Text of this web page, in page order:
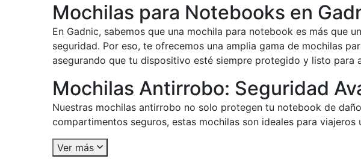
Mochilas para Notebooks en
En Gadnic, sabemos que una mochila para notebook es más que
seguridad. Por eso, te ofrecemos una amplia gama de mochilas
asegurando que tu dispositivo esté siempre protegido y listo para
Mochilas Antirrobo: Seguridad
Nuestras mochilas antirrobo no solo protegen tu notebook de
compartimentos seguros, estas mochilas son ideales para
Ver más